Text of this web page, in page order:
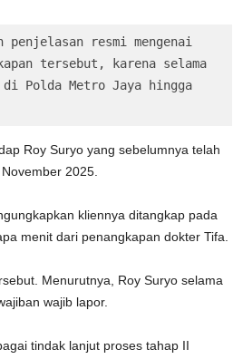
resmi mengenai
tersebut, karena selama
Polda Metro Jaya hingga
Roy Suryo yang sebelumnya telah
2025.
kliennya ditangkap pada
menit dari penangkapan dokter Tifa.
Menurutnya, Roy Suryo selama
wajib lapor.
tindak lanjut proses tahap II